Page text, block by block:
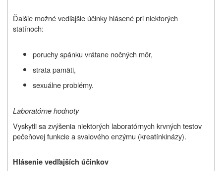
Ďalšie možné vedľajšie účinky hlásené pri niektorých
statínoch:
poruchy spánku vrátane nočných môr,
strata pamäti,
sexuálne problémy.
Laboratórne hodnoty
Vyskytli sa zvýšenia niektorých laboratórnych krvných testov
pečeňovej funkcie a svalového enzýmu (kreatínkinázy).
Hlásenie vedľajších účinkov